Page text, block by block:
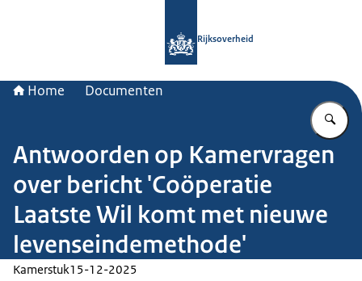
Rijksoverheid
Home Documenten
Antwoorden op Kamervragen
over bericht 'Coöperatie
Laatste Wil komt met nieuwe
levenseindemethode'
Kamerstuk15-12-2025